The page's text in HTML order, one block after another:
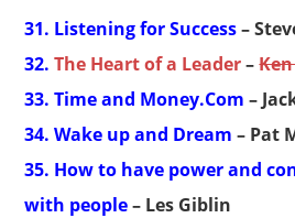
31. Listening for Success–
32.The Heart of a Leader–
33. Time and Money.Com –
34. Wake up and Dream – Pat
35. How to have power and
with people– Les Giblin